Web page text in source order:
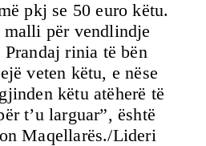
pkj se 50 euro këtu.
malli për vendlindje
rinia të bën
veten këtu, e nëse
këtu atëherë të
t’u larguar”, është
Maqellarës./Lideri